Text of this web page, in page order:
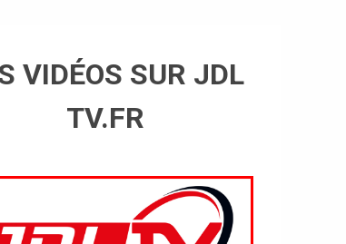
VIDÉOS SUR JDL
TV.FR